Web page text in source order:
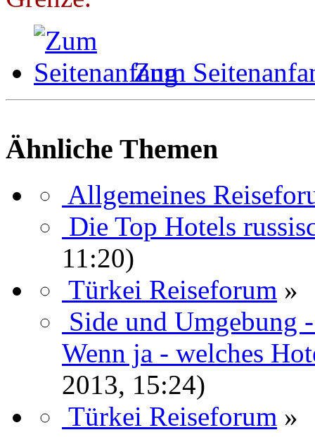
Zum
Ähnliche Themen
Allgemeines
Die Top Hotels
11:20)
Türkei Reiseforum »
Side und Umgebung
Wenn ja - welches
2013, 15:24)
Türkei Reiseforum »